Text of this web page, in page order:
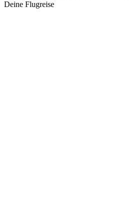
Deine Flugreise